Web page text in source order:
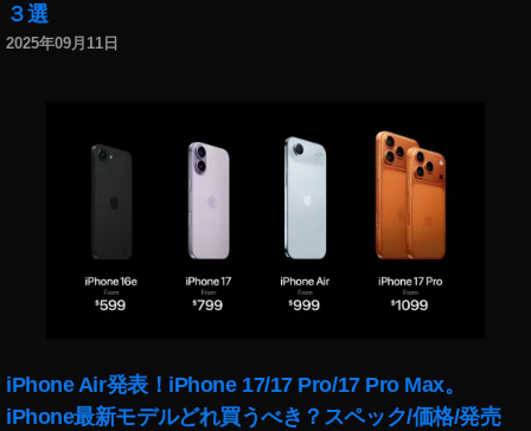
３選
2025年09月11日
iPhone Air発表！iPhone 17/17 Pro/17 Pro Max。
iPhone最新モデルどれ買うべき？スペック/価格/発売